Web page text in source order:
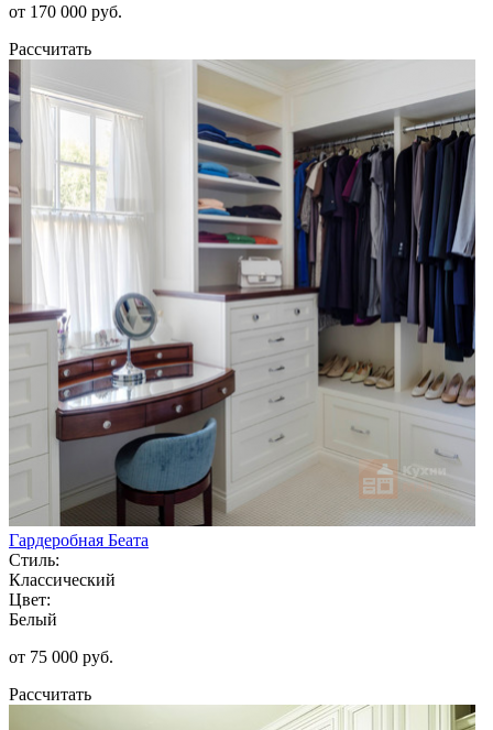
от 170 000 руб.
Рассчитать
Гардеробная Беата
Стиль:
Классический
Цвет:
Белый
от 75 000 руб.
Рассчитать